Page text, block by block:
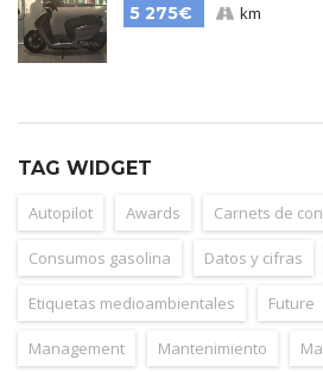
5 275€
km
TAG WIDGET
Autopilot Awards Carnets de
Consumos gasolina Datos y cifras
Etiquetas medioambientales Future
Management Mantenimiento